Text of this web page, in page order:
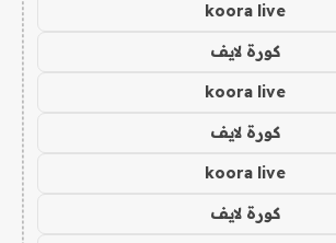
koora live
كورة لايف
koora live
كورة لايف
koora live
كورة لايف